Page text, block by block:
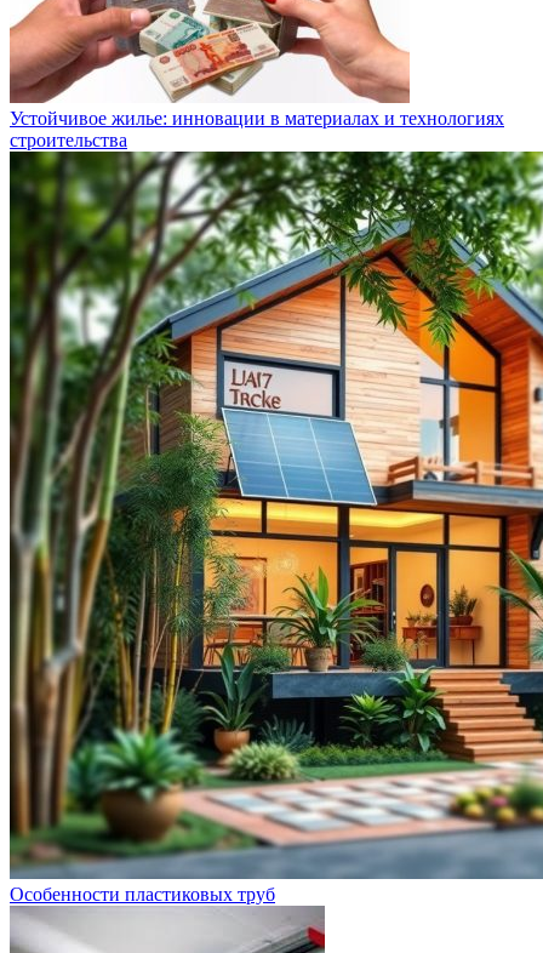
Устойчивое жилье: инновации в материалах и технологиях
строительства
Особенности пластиковых труб